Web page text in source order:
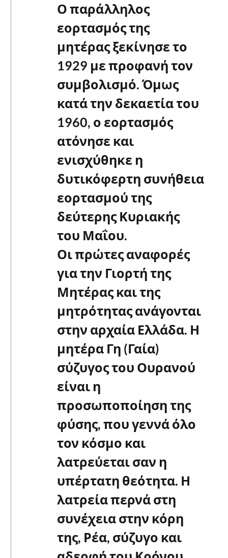
Ο παράλληλος
εορτασμός της
μητέρας ξεκίνησε το
1929 με προφανή τον
συμβολισμό. Όμως
κατά την δεκαετία του
1960, ο εορτασμός
ατόνησε και
ενισχύθηκε η
δυτικόφερτη συνήθεια
εορτασμού της
δεύτερης Κυριακής
του Μαΐου.
Οι πρώτες αναφορές
για την Γιορτή της
Μητέρας και της
μητρότητας ανάγονται
στην αρχαία Ελλάδα. Η
μητέρα Γη (Γαία)
σύζυγος του Ουρανού
είναι η
προσωποποίηση της
φύσης, που γεννά όλο
τον κόσμο και
λατρεύεται σαν η
υπέρτατη θεότητα. Η
λατρεία περνά στη
συνέχεια στην κόρη
της, Ρέα, σύζυγο και